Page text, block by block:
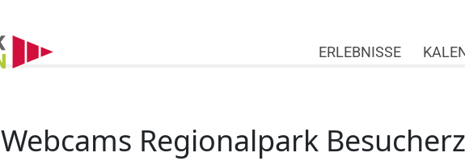
ERLEBNISSE
Webcams Regionalpark